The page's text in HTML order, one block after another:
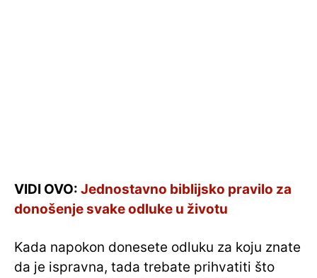
VIDI OVO: Jednostavno biblijsko pravilo za
donošenje svake odluke u životu
Kada napokon donesete odluku za koju znate
da je ispravna, tada trebate prihvatiti što